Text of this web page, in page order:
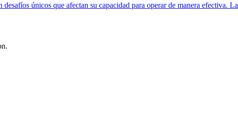
únicos que afectan su capacidad para operar de manera efectiva. La